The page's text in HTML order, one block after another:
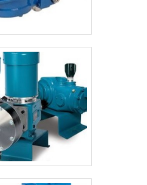
áreas de atuação
contato para
e melhor
NO
RRG Automação
variedades
o assunto for
hidráulica
a empresa
de itens como
de unidade